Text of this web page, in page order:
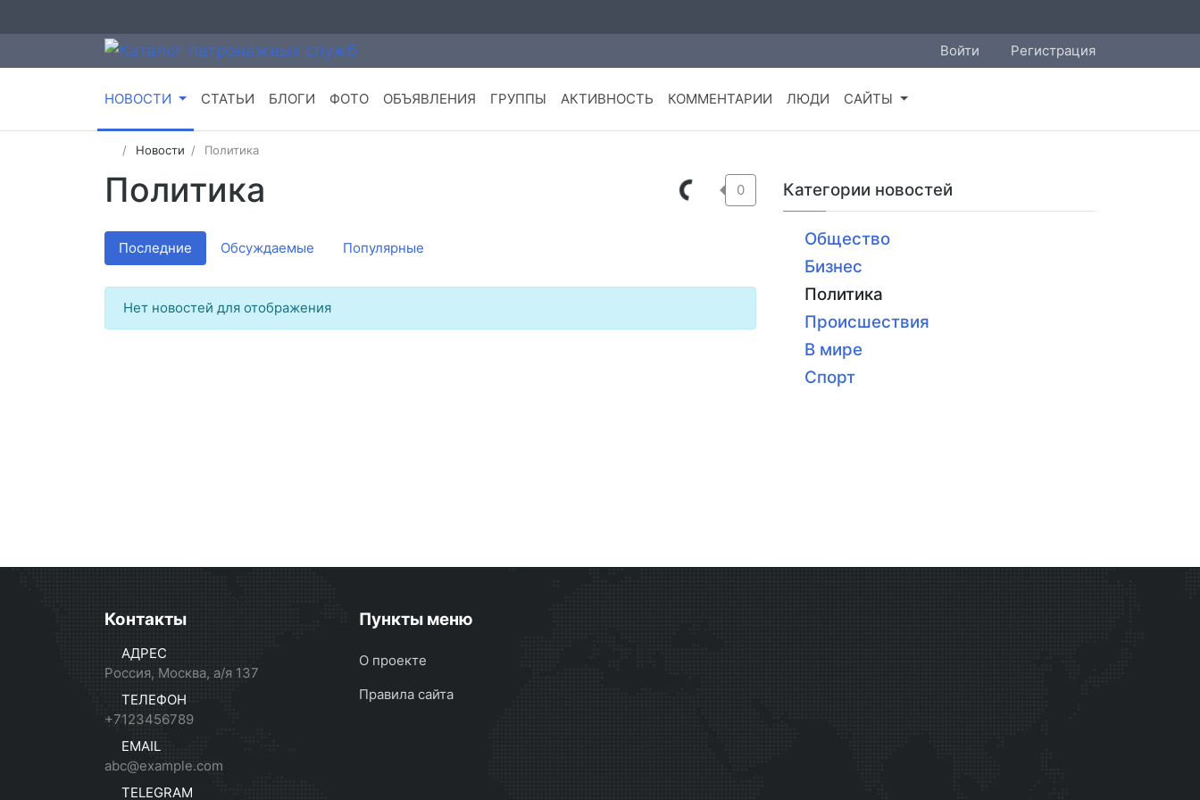
Войти Регистрация
НОВОСТИ СТАТЬИ БЛОГИ ФОТО ОБЪЯВЛЕНИЯ ГРУППЫ АКТИВНОСТЬ КОММЕНТАРИИ ЛЮДИ САЙТЫ
Новости Политика
Политика 0
Последние Обсуждаемые Популярные
Нет новостей для отображения
Категории новостей
Общество
Бизнес
Политика
Происшествия
В мире
Спорт
Контакты
АДРЕС
Россия, Москва, а/я 137
ТЕЛЕФОН
+7123456789
EMAIL
abc@example.com
TELEGRAM
Пункты меню
О проекте
Правила сайта